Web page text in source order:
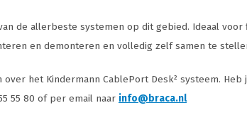
de allerbeste systemen op dit gebied. Ideaal
en demonteren en volledig zelf samen te
het Kindermann CablePort Desk² systeem.
55 80 of per email naar info@braca.nl